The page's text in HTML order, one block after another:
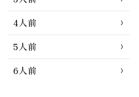
4人前
5人前
6人前